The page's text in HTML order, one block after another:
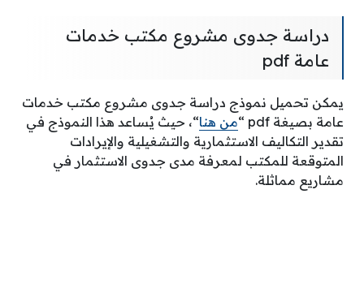
دراسة جدوى مشروع مكتب خدمات
عامة pdf
يمكن تحميل نموذج دراسة جدوى مشروع مكتب خدمات
عامة بصيغة pdf “
من هنا“، حيث يُساعد هذا النموذج في
تقدير التكاليف الاستثمارية والتشغيلية والإيرادات
المتوقعة للمكتب لمعرفة مدى جدوى الاستثمار في
مشاريع مماثلة.